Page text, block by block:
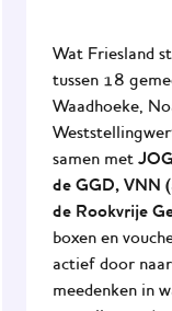
Wat Friesland
tussen 18
Waadhoeke,
samen met
de GGD, VNN
de Rookvrije
boxen en
actief door
meedenken in